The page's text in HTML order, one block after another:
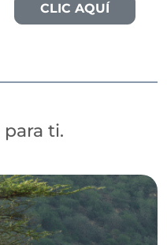
CLIC AQUÍ
para ti.